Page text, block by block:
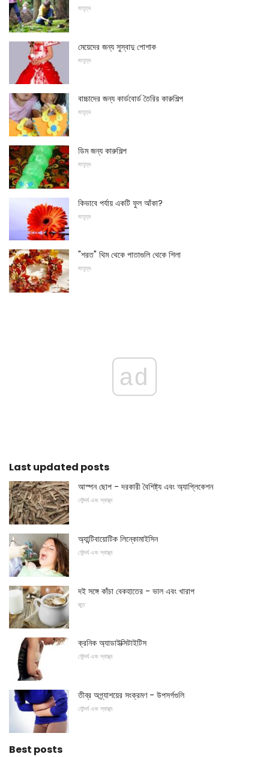
মাতৃত্ব
মেয়েদের জন্য সুস্বাদু পোশাক
মাতৃত্ব
বাচ্চাদের জন্য কার্ডবোর্ড তৈরির কারুশিল্প
মাতৃত্ব
ডিম জন্য কারুশিল্প
মাতৃত্ব
কিভাবে পর্যায় একটি ফুল আঁকা?
মাতৃত্ব
"শরত" থিম থেকে পাতাগুলি থেকে শিলা
মাতৃত্ব
ad
Last updated posts
আস্পন ছোপ - দরকারী বৈশিষ্ট্য এবং অ্যাপ্লিকেশন
সৌন্দর্য এবং স্বাস্থ্য
অ্যান্টিবায়োটিক লিন্কোমাইসিন
সৌন্দর্য এবং স্বাস্থ্য
দই সঙ্গে কাঁচা বেকহাতের - ভাল এবং খারাপ
জুত
ক্রনিক অ্যাডাইক্সিটাইটিস
সৌন্দর্য এবং স্বাস্থ্য
তীব্র অগ্ন্যাশয়ের সংক্রমণ - উপসর্গগুলি
সৌন্দর্য এবং স্বাস্থ্য
Best posts